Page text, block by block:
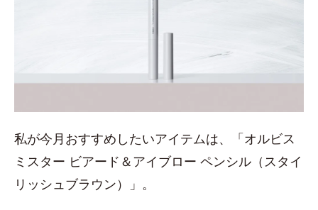
私が今月おすすめしたいアイテムは、「オルビス
ミスター ビアード＆アイブロー ペンシル（スタイ
リッシュブラウン）」。